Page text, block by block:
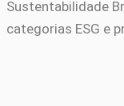
Sustentabilidade
categorias ESG e